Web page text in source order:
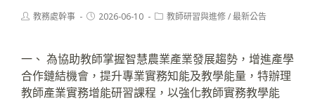
Post教務處幹事
Post2026-06-10
Post教師研習與進修/最新公告
一、 為協助教師掌握智慧農業產業發展趨勢，增進產學
合作鏈結機會，提升專業實務知能及教學能量，特辦理
教師產業實務增能研習課程，以強化教師實務教學能